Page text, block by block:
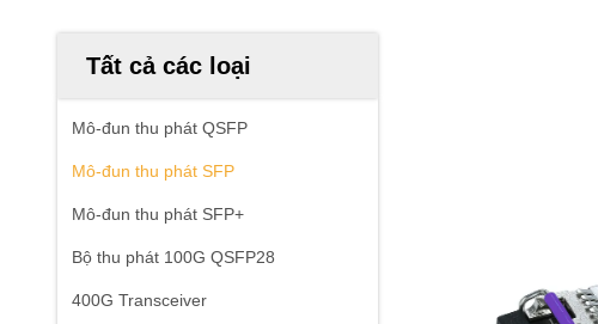
Tất cả các loại
Mô-đun thu phát QSFP
Mô-đun thu phát SFP
Mô-đun thu phát SFP+
Bộ thu phát 100G QSFP28
400G Transceiver